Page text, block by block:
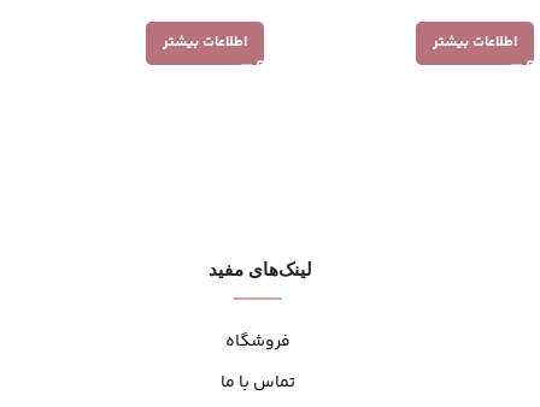
اطلاعات بیشتر اطلاعات بیشتر
لینک‌های مفید
فروشگاه
تماس با ما